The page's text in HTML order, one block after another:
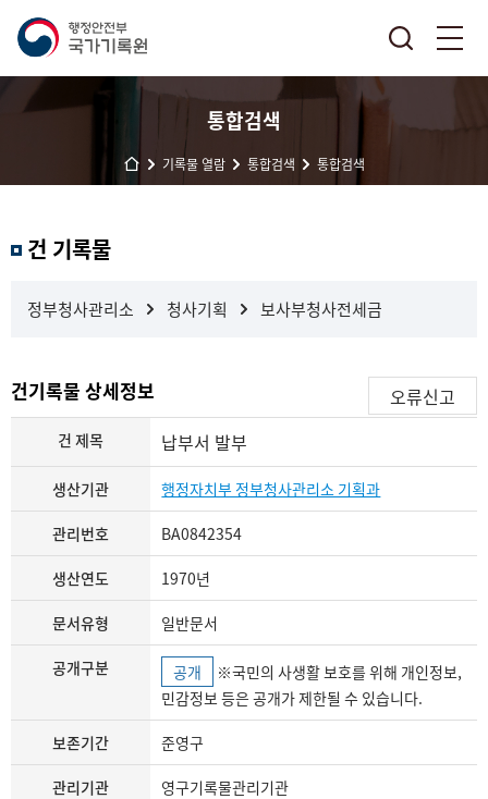
통합검색
기록물 열람 통합검색 통합검색
과 건 기록물
정부청사관리소 청사기획 보사부청사전세금
건기록물 상세정보 오류신고
건 제목 납부서 발부
생산기관 행정자치부 정부청사관리소 기획과
관리번호 BA0842354
생산연도 1970년
문서유형 일반문서
공개구분 공개
민감정보 등은 공개가 제한될 수 있습니다.
보존기간 준영구
관리기관 영구기록물관리기관